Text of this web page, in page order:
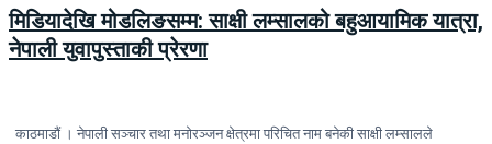
मिडियादेखि मोडलिङसम्म: साक्षी लम्सालको बहुआयामिक यात्रा,
नेपाली युवापुस्ताकी प्रेरणा
काठमाडौं । नेपाली सञ्चार तथा मनोरञ्जन क्षेत्रमा परिचित नाम बनेकी साक्षी लम्सालले